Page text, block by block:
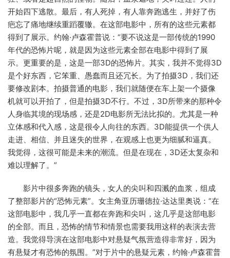
开始四下逃散。最后，有人死掉，有人靠奔跑逃生，并好了伤
疤忘了痛地继续重蹈覆辙。在这部电影中，所有的这些元素都
得到了展示。约翰·卢森霍普说：“要不说这是一部传统的1990
年代的恐怖片呢，就是因为这些元素全部在电影中得到了展
示。更重要的是，这是一部3D的恐怖片。其实，我并不觉得3D
是个好东西，它笨重、愚蠢而且还冗长。为了拍摄3D，我们还
要修改剧本。拍摄普通的电影，我们就随便在车上架一个摄像
机就可以开拍了，但是拍摄3D不行。不过，3D所带来的那种令
人身临其境的现场感，还是2D电影所无法比拟的。尤其是一种
立体感和代入感，这是很令人向往的东西。3D能提供一个供人
走进、相信、并且迷失的世界，在观感上也更为细腻和逼真。
我觉得，这很可能是未来的潮流。但是在现在，3D还太复杂和
难以理解了。”
影片中很多奔跑的镜头，女人的尖叫和四溅的血浆，组成
了整部影片的“恐怖元素”。女主角亚历珊德拉·达达里奥说：“在
这部电影中，我几乎一直都在奔跑和尖叫，这几乎是这部电影
的全部。而且，恐怖的情节和情景也需要我用这样的表演去营
造。我觉得导演在这部电影中对悬疑气氛营造得非常好，因为
有悬疑才有恐怖的氛围。”对于片中的悬疑元素，约翰·卢森霍普